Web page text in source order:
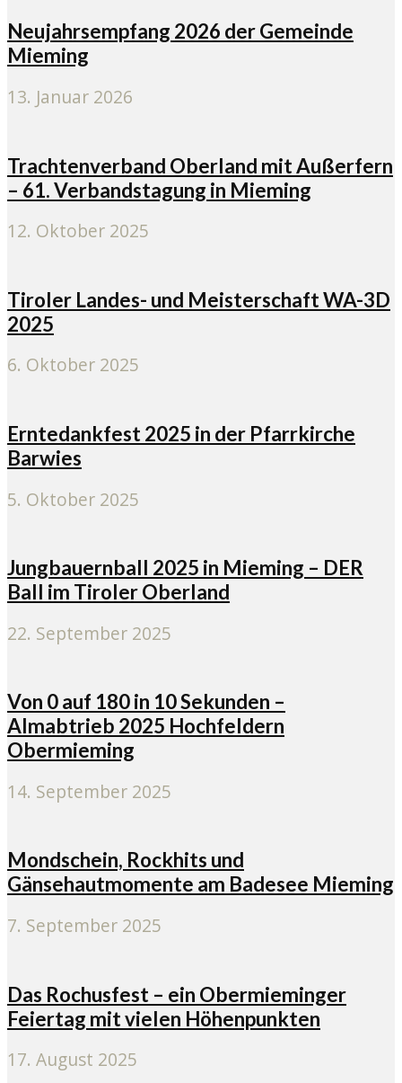
Neujahrsempfang 2026 der Gemeinde
Mieming
13. Januar 2026
Trachtenverband Oberland mit Außerfern
– 61. Verbandstagung in Mieming
12. Oktober 2025
Tiroler Landes- und Meisterschaft WA-3D
2025
6. Oktober 2025
Erntedankfest 2025 in der Pfarrkirche
Barwies
5. Oktober 2025
Jungbauernball 2025 in Mieming – DER
Ball im Tiroler Oberland
22. September 2025
Von 0 auf 180 in 10 Sekunden –
Almabtrieb 2025 Hochfeldern
Obermieming
14. September 2025
Mondschein, Rockhits und
Gänsehautmomente am Badesee Mieming
7. September 2025
Das Rochusfest – ein Obermieminger
Feiertag mit vielen Höhenpunkten
17. August 2025